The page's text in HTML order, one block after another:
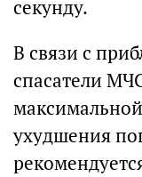
секунду.
В связи с
спасатели
ухудшения